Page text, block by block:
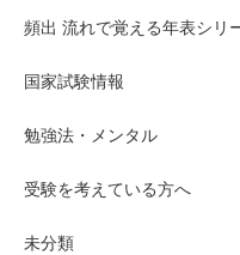
頻出 流れで覚える年表シリ
国家試験情報
勉強法・メンタル
受験を考えている方へ
未分類